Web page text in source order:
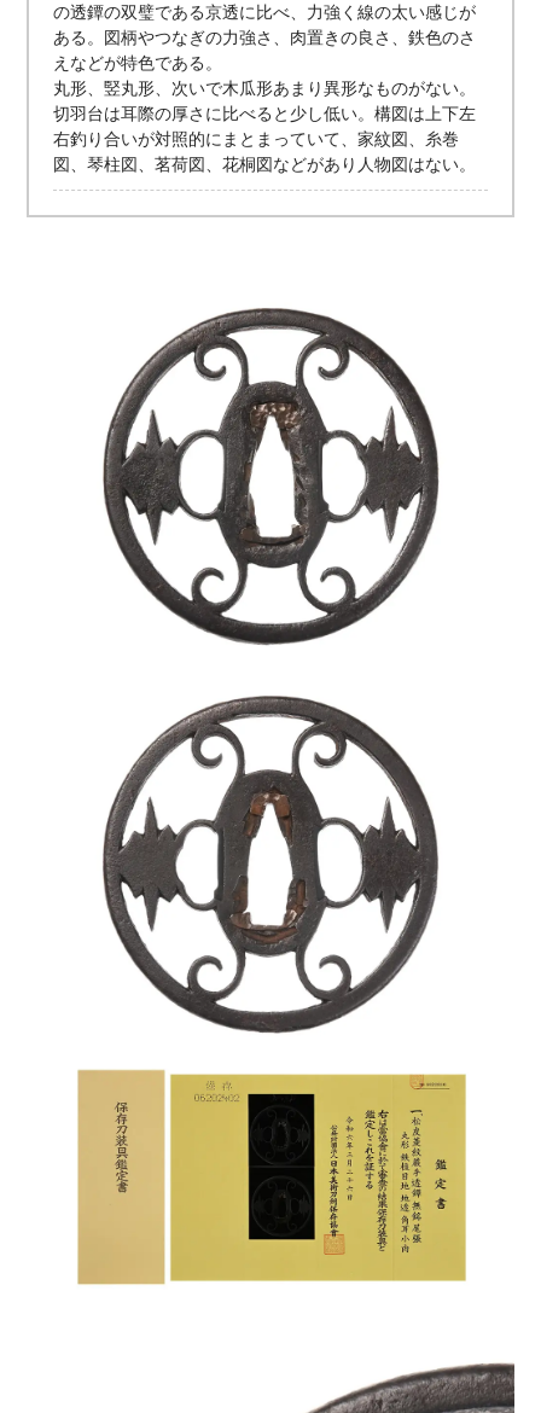
の透鐔の双璧である京透に比べ、力強く線の太い感じが
ある。図柄やつなぎの力強さ、肉置きの良さ、鉄色のさ
えなどが特色である。
丸形、竪丸形、次いで木瓜形あまり異形なものがない。
切羽台は耳際の厚さに比べると少し低い。構図は上下左
右釣り合いが対照的にまとまっていて、家紋図、糸巻
図、琴柱図、茗荷図、花桐図などがあり人物図はない。